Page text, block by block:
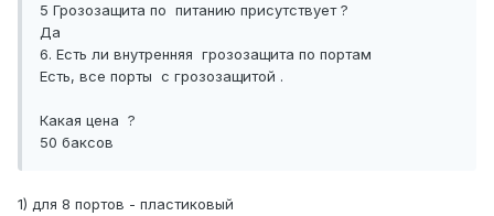
5 Грозозащита по питанию присутствует ?
Да
6. Есть ли внутренняя грозозащита по портам
Есть, все порты с грозозащитой .
Какая цена ?
50 баксов
1) для 8 портов - пластиковый